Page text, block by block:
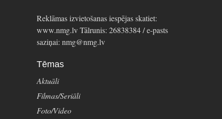
Reklāmas izvietošanas iespējas skatiet:
www.nmg.lv Tālrunis: 26838384 / e-pasts
saziņai: nmg@nmg.lv
Tēmas
Aktuāli
Filmas/Seriāli
Foto/Video